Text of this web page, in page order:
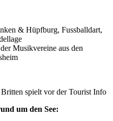
& Hüpfburg, Fussballdart,
Musikvereine aus den
spielt vor der Tourist Info
um den See: